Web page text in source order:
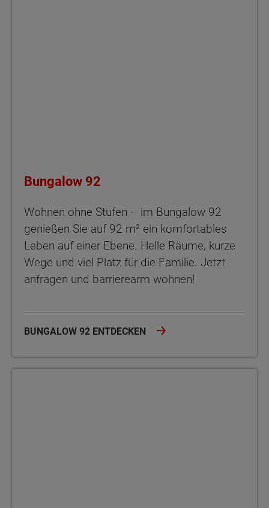
Bungalow 92
Wohnen ohne Stufen – im Bungalow 92
genießen Sie auf 92 m² ein komfortables
Leben auf einer Ebene. Helle Räume, kurze
Wege und viel Platz für die Familie. Jetzt
anfragen und barrierearm wohnen!
BUNGALOW 92 ENTDECKEN